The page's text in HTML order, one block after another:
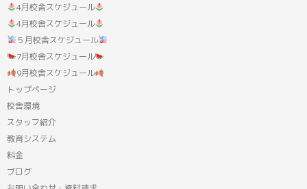
4月校舎スケジュール
4月校舎スケジュール
５月校舎スケジュール
7月校舎スケジュール
9月校舎スケジュール
トップページ
校舎環境
スタッフ紹介
教育システム
料金
ブログ